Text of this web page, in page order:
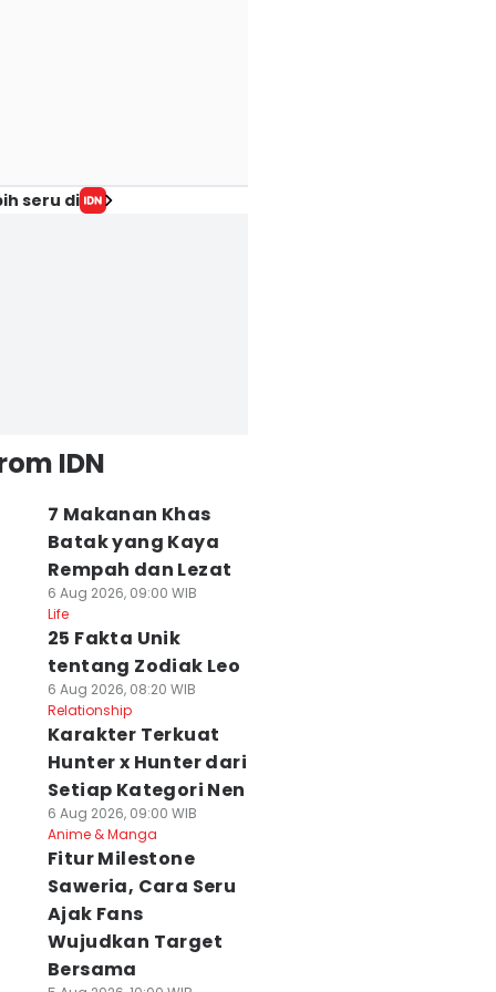
seru di
IDN
7 Makanan Khas
Batak yang Kaya
Rempah dan Lezat
6 Aug 2026, 09:00 WIB
Life
25 Fakta Unik
tentang Zodiak Leo
6 Aug 2026, 08:20 WIB
Relationship
Karakter Terkuat
Hunter x Hunter dari
Setiap Kategori Nen
6 Aug 2026, 09:00 WIB
Anime & Manga
Fitur Milestone
Saweria, Cara Seru
Ajak Fans
Wujudkan Target
Bersama